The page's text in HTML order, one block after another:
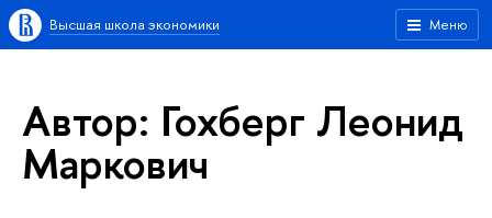
Меню
Высшая школа экономики
Автор: Гохберг Леонид
Маркович